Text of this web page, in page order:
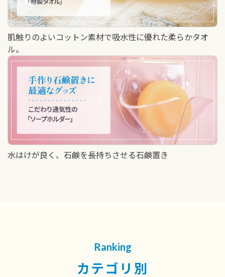
肌触りのよいコットン素材で吸水性に優れた柔らかタオ
ル。
水はけが良く、石鹸を長持ちさせる石鹸置き
Ranking
カテゴリ別